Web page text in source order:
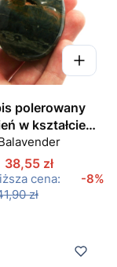
polerowany
w kształcie
nr 03
38,55 zł
cena:
zł
-8%